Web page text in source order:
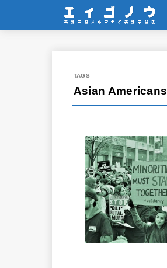
Asian Americans